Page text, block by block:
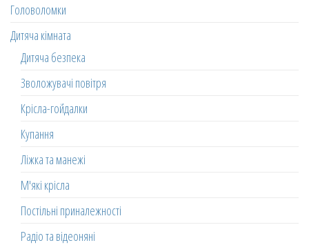
Головоломки
Дитяча кімната
Дитяча безпека
Зволожувачі повітря
Крісла-гойдалки
Купання
Ліжка та манежі
М'які крісла
Постільні приналежності
Радіо та відеоняні